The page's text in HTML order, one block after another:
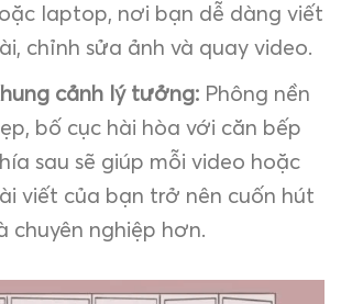
laptop, nơi bạn dễ dàng viết
chỉnh sửa ảnh và quay video.
cảnh lý tưởng: Phông nền
bố cục hài hòa với căn bếp
sau sẽ giúp mỗi video hoặc
viết của bạn trở nên cuốn hút
chuyên nghiệp hơn.